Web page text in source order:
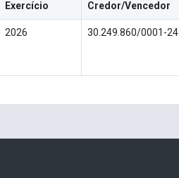
Exercício Credor/Vencedor
2026 30.249.860/0001-24